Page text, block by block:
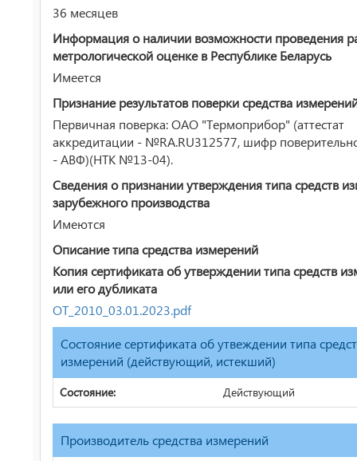
36 месяцев
Информация о наличии возможности проведения
метрологической оценке в Республике Беларусь
Имеется
Признание результатов поверки средства
Первичная поверка: ОАО "Термоприбор" (аттестат
аккредитации - №RA.RU312577, шифр
- АВФ)(НТК №13-04).
Сведения о признании утверждения типа средств
зарубежного производства
Имеются
Описание типа средства измерений
Копия сертификата об утверждении типа средств
или его дубликата
ОТ_2010_03.01.2023.pdf
Состояние сертификата об утвеждении типа
измерений (действующий, истекший)
Состояние: Действующий
Производитель средства измерений